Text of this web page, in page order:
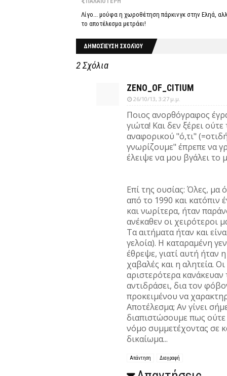
Λίγο... μούφα η χωροθέτηση πάρκινγκ στην Εληά,
το αποτέλεσμα μετράει!
ΔΗΜΟΣΊΕΥΣΗ ΣΧΟΛΊΟΥ
2 Σχόλια
ZENO_OF_CITIUM
26/10/13, 3:27 μ.μ.
Ποιος ανορθόγραφος
γιώτα! Και δεν ξέρει
αναφορικού "ό,τι"
γνωρίζουμε" έπρεπε να
έλειψε να μου βγάλει το
Επί της ουσίας: Όλες, μα
από το 1990 και κατόπιν
και νωρίτερα, ήταν
ανέκαθεν οι χειρότεροι
Τα αιτήματα ήταν και
γελοία). Η καταραμένη
έθρεψε, γιατί αυτή ήταν
χαβαλές και η αλητεία.
αριστερότερα
αντιδράσει, δια τον
προκειμένου να
Αποτέλεσμα; Αν γίνει
διαπιστώσουμε πως ούτε
νόμο συμμετέχοντας σε
δικαίωμα...
Απάντηση Διαγραφή